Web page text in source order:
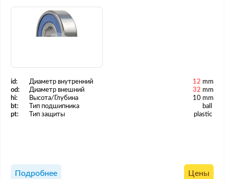
id: Диаметр внутренний 12 mm
od:
Диаметр внешний 32 mm
hi:
Высота/Глубина
10 mm
bt:
Тип подшипника
ball
pt:
Тип защиты plastic
Подробнее Цены